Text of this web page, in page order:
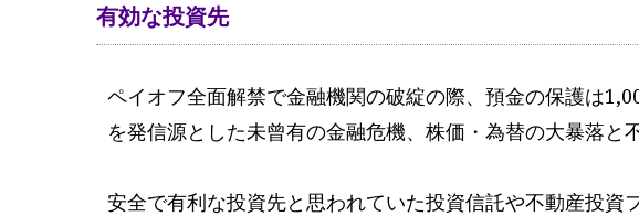
有効な投資先
ペイオフ全面解禁で金融機関の破綻の際、預金の保護は
を発信源とした未曾有の金融危機、株価・為替の大暴落と
安全で有利な投資先と思われていた投資信託や不動産投資